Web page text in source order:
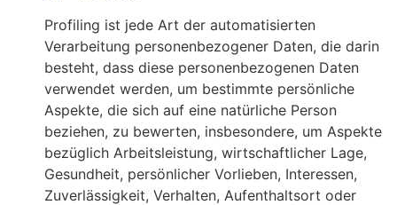
Profiling ist jede Art der automatisierten
Verarbeitung personenbezogener Daten, die darin
besteht, dass diese personenbezogenen Daten
verwendet werden, um bestimmte persönliche
Aspekte, die sich auf eine natürliche Person
beziehen, zu bewerten, insbesondere, um Aspekte
bezüglich Arbeitsleistung, wirtschaftlicher Lage,
Gesundheit, persönlicher Vorlieben, Interessen,
Zuverlässigkeit, Verhalten, Aufenthaltsort oder